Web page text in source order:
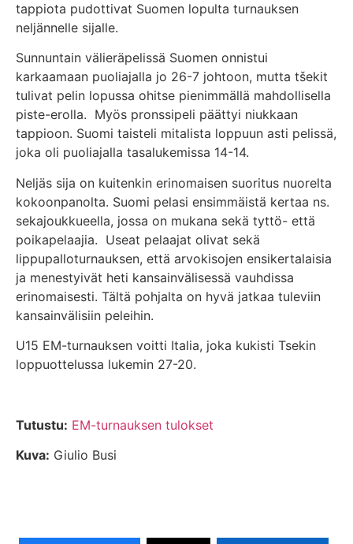
tappiota pudottivat Suomen lopulta turnauksen
neljännelle sijalle.
Sunnuntain välieräpelissä Suomen onnistui
karkaamaan puoliajalla jo 26-7 johtoon, mutta tšekit
tulivat pelin lopussa ohitse pienimmällä mahdollisella
piste-erolla. Myös pronssipeli päättyi niukkaan
tappioon. Suomi taisteli mitalista loppuun asti pelissä,
joka oli puoliajalla tasalukemissa 14-14.
Neljäs sija on kuitenkin erinomaisen suoritus nuorelta
kokoonpanolta. Suomi pelasi ensimmäistä kertaa ns.
sekajoukkueella, jossa on mukana sekä tyttö- että
poikapelaajia. Useat pelaajat olivat sekä
lippupalloturnauksen, että arvokisojen ensikertalaisia
ja menestyivät heti kansainvälisessä vauhdissa
erinomaisesti. Tältä pohjalta on hyvä jatkaa tuleviin
kansainvälisiin peleihin.
U15 EM-turnauksen voitti Italia, joka kukisti Tsekin
loppuottelussa lukemin 27-20.
Tutustu: EM-turnauksen tulokset
Kuva: Giulio Busi